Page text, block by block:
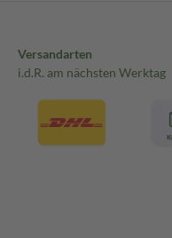
Versandarten
i.d.R. am nächsten Werktag